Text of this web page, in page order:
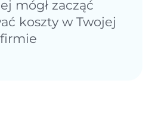
mógł zacząć
koszty w Twojej
firmie